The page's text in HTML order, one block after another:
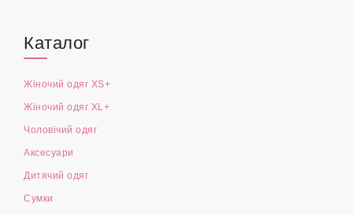
Каталог
Жіночий одяг XS+
Жіночий одяг XL+
Чоловічий одяг
Аксесуари
Дитячий одяг
Сумки